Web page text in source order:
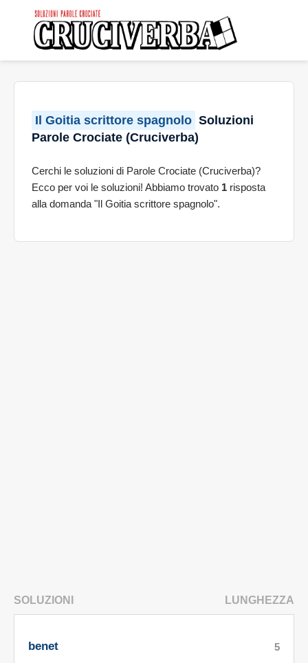
Il Goitia scrittore spagnolo Soluzioni
Parole Crociate (Cruciverba)
Cerchi le soluzioni di Parole Crociate (Cruciverba)?
Ecco per voi le soluzioni! Abbiamo trovato 1 risposta
alla domanda "Il Goitia scrittore spagnolo".
SOLUZIONI LUNGHEZZA
benet 5